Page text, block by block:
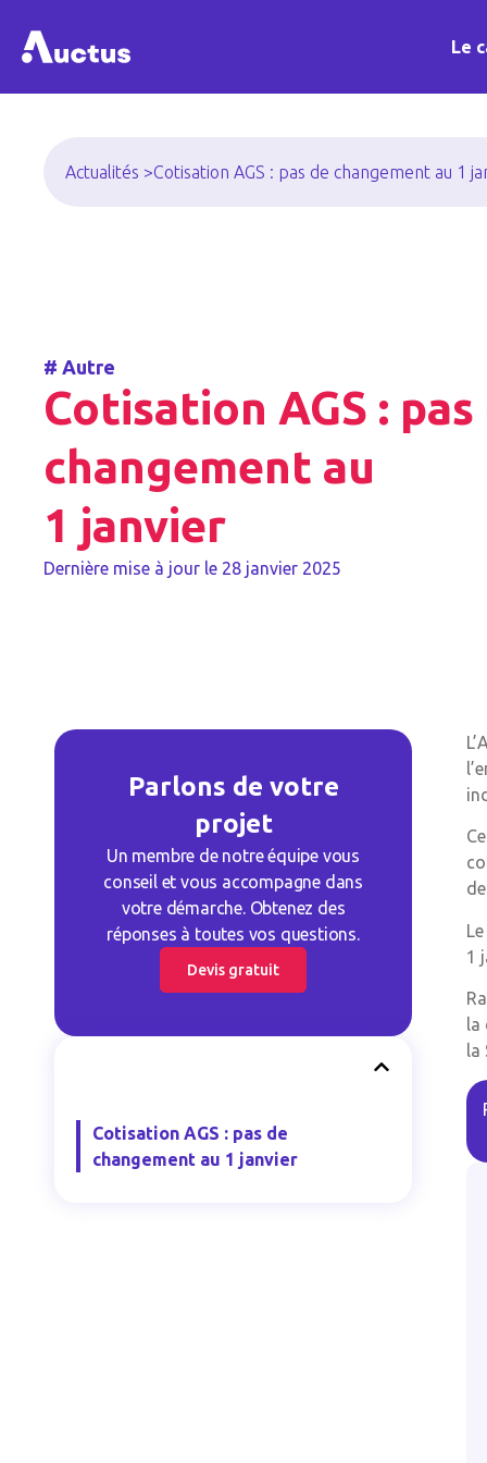
Le
Actualités >Cotisation AGS : pas de changement au 1
# Autre
Cotisation AGS : pas
changement au
1 janvier
Dernière mise à jour le 28 janvier 2025
Parlons de votre
projet
Un membre de notre équipe vous
conseil et vous accompagne dans
votre démarche. Obtenez des
réponses à toutes vos questions.
Devis gratuit
Cotisation AGS : pas de
changement au 1 janvier
1
la
la